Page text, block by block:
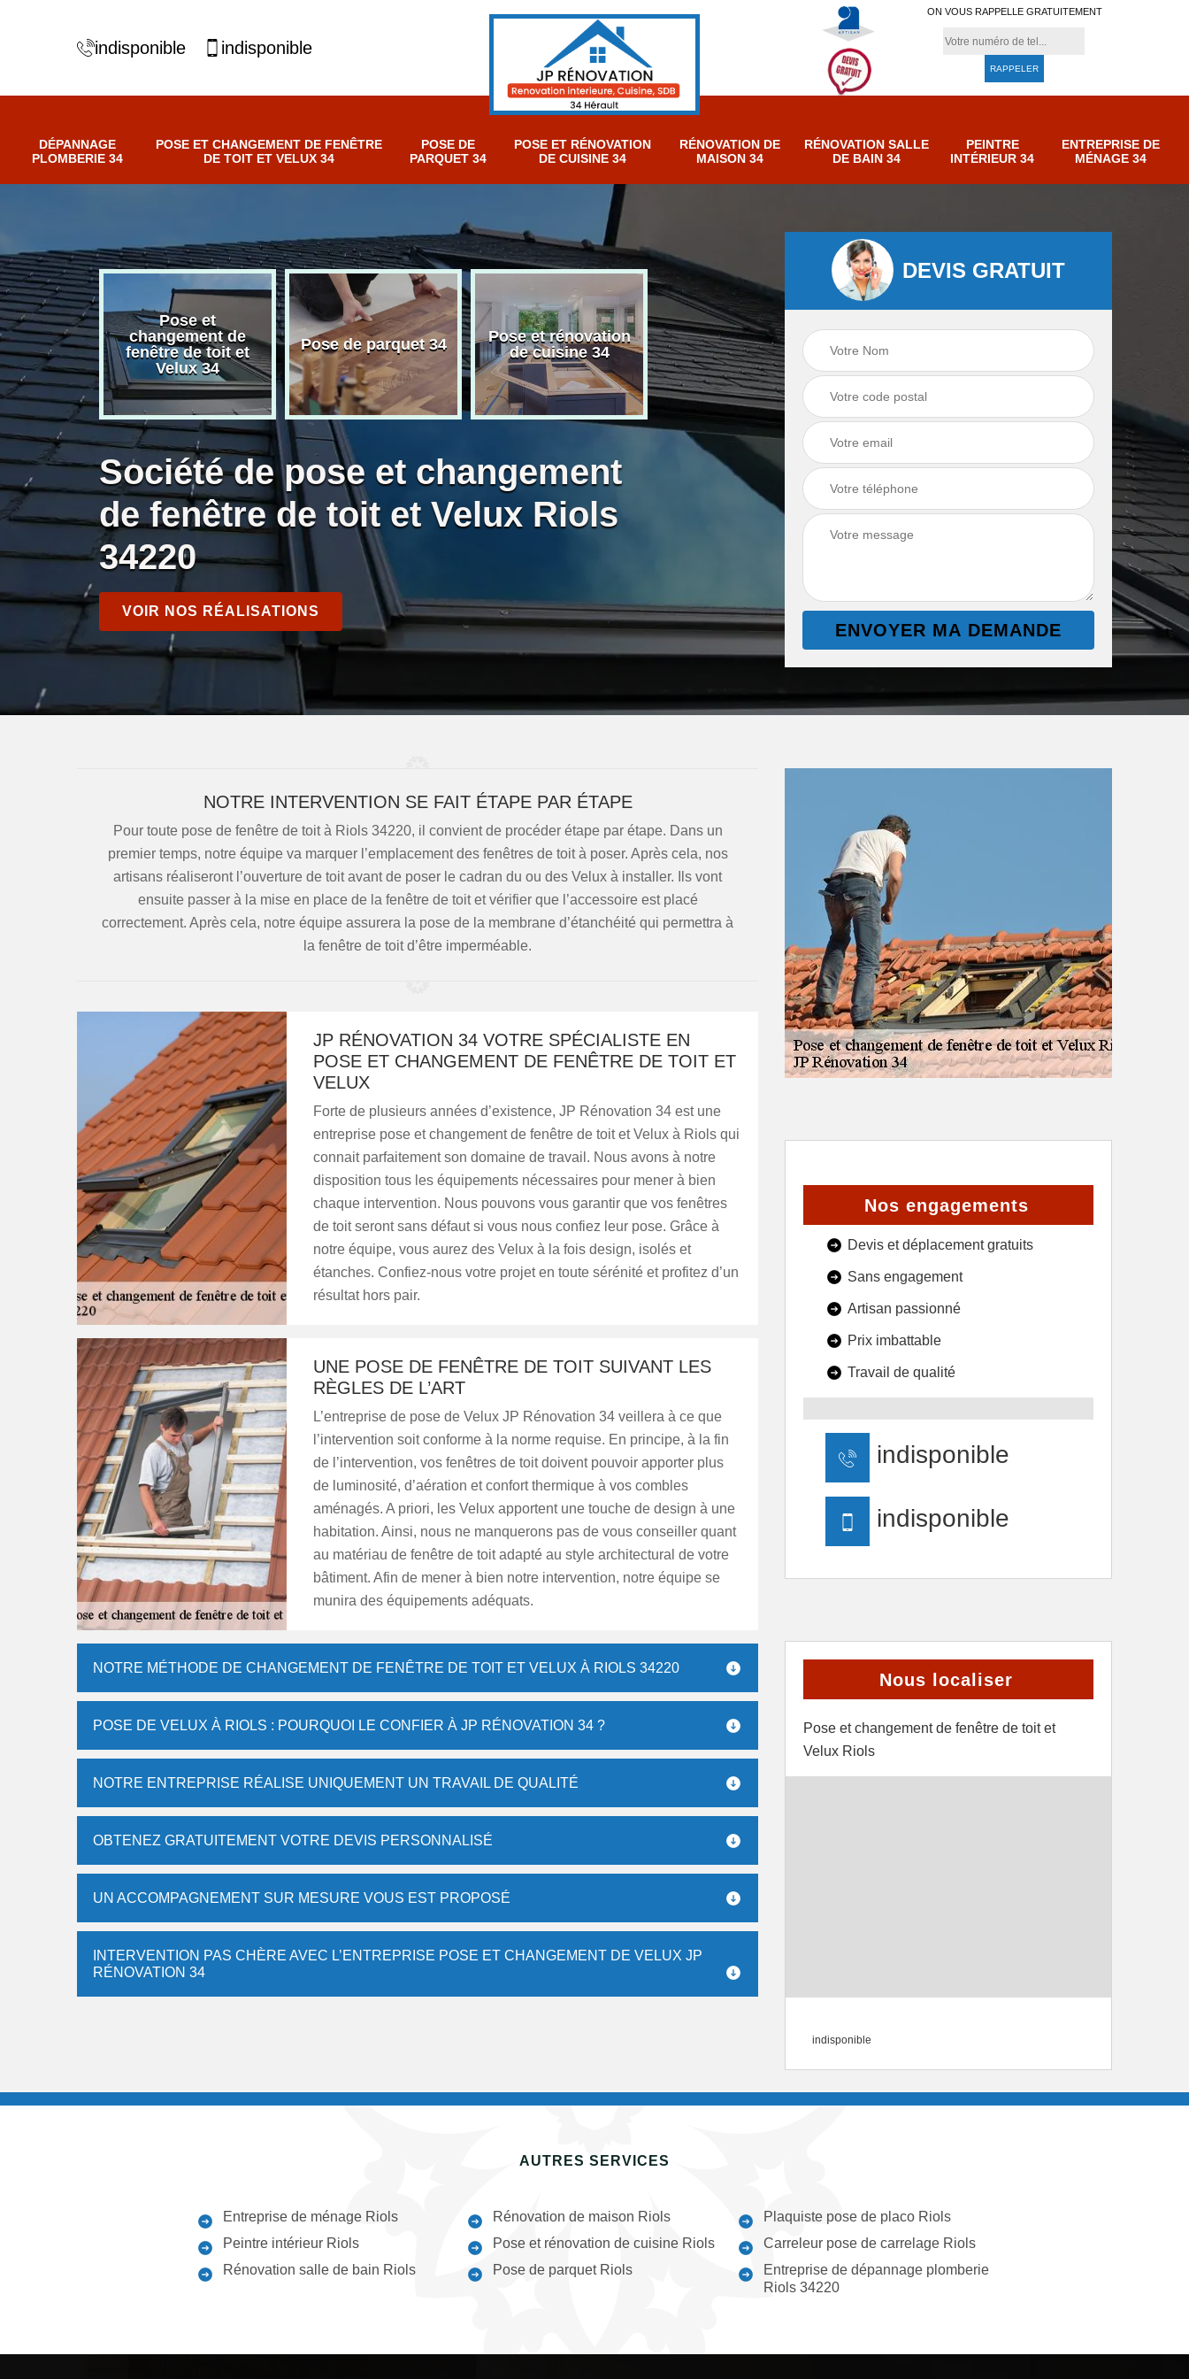
indisponible indisponible
ON VOUS RAPPELLE GRATUITEMENT
DÉPANNAGE
PLOMBERIE 34
POSE ET CHANGEMENT DE FENÊTRE
DE TOIT ET VELUX 34
POSE DE
PARQUET 34
POSE ET RÉNOVATION
DE CUISINE 34
RÉNOVATION DE
MAISON 34
RÉNOVATION SALLE
DE BAIN 34
PEINTRE
INTÉRIEUR 34
ENTREPRISE DE
MÉNAGE 34
34
Pose et
changement de
fenêtre de toit et
Velux 34
Pose de parquet 34
Pose et rénovation
de cuisine 34
Rénovation salle de
bain 34
Peintre intérieur 34
Entreprise de
ménage 34
Société de pose et changement
de fenêtre de toit et Velux Riols
34220
VOIR NOS RÉALISATIONS
DEVIS GRATUIT
NOTRE INTERVENTION SE FAIT ÉTAPE PAR ÉTAPE
Pour toute pose de fenêtre de toit à Riols 34220, il convient de procéder étape par étape. Dans un
premier temps, notre équipe va marquer l’emplacement des fenêtres de toit à poser. Après cela, nos
artisans réaliseront l’ouverture de toit avant de poser le cadran du ou des Velux à installer. Ils vont
ensuite passer à la mise en place de la fenêtre de toit et vérifier que l’accessoire est placé
correctement. Après cela, notre équipe assurera la pose de la membrane d’étanchéité qui permettra à
la fenêtre de toit d’être imperméable.
JP RÉNOVATION 34 VOTRE SPÉCIALISTE EN
POSE ET CHANGEMENT DE FENÊTRE DE TOIT ET
VELUX
Forte de plusieurs années d’existence, JP Rénovation 34 est une
entreprise pose et changement de fenêtre de toit et Velux à Riols qui
connait parfaitement son domaine de travail. Nous avons à notre
disposition tous les équipements nécessaires pour mener à bien
chaque intervention. Nous pouvons vous garantir que vos fenêtres
de toit seront sans défaut si vous nous confiez leur pose. Grâce à
notre équipe, vous aurez des Velux à la fois design, isolés et
étanches. Confiez-nous votre projet en toute sérénité et profitez d’un
résultat hors pair.
UNE POSE DE FENÊTRE DE TOIT SUIVANT LES
RÈGLES DE L’ART
L’entreprise de pose de Velux JP Rénovation 34 veillera à ce que
l’intervention soit conforme à la norme requise. En principe, à la fin
de l’intervention, vos fenêtres de toit doivent pouvoir apporter plus
de luminosité, d’aération et confort thermique à vos combles
aménagés. A priori, les Velux apportent une touche de design à une
habitation. Ainsi, nous ne manquerons pas de vous conseiller quant
au matériau de fenêtre de toit adapté au style architectural de votre
bâtiment. Afin de mener à bien notre intervention, notre équipe se
munira des équipements adéquats.
NOTRE MÉTHODE DE CHANGEMENT DE FENÊTRE DE TOIT ET VELUX À RIOLS 34220
POSE DE VELUX À RIOLS : POURQUOI LE CONFIER À JP RÉNOVATION 34 ?
NOTRE ENTREPRISE RÉALISE UNIQUEMENT UN TRAVAIL DE QUALITÉ
OBTENEZ GRATUITEMENT VOTRE DEVIS PERSONNALISÉ
UN ACCOMPAGNEMENT SUR MESURE VOUS EST PROPOSÉ
INTERVENTION PAS CHÈRE AVEC L’ENTREPRISE POSE ET CHANGEMENT DE VELUX JP
RÉNOVATION 34
Nos engagements
Devis et déplacement gratuits
Sans engagement
Artisan passionné
Prix imbattable
Travail de qualité
indisponible
indisponible
Nous localiser
Pose et changement de fenêtre de toit et
Velux Riols
indisponible
AUTRES SERVICES
Entreprise de ménage Riols
Peintre intérieur Riols
Rénovation salle de bain Riols
Rénovation de maison Riols
Pose et rénovation de cuisine Riols
Pose de parquet Riols
Plaquiste pose de placo Riols
Carreleur pose de carrelage Riols
Entreprise de dépannage plomberie
Riols 34220